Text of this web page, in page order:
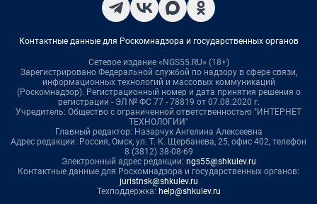
Контактные данные для Роскомнадзора и государственных органов
Сетевое издание «NGS55.RU» (18+)
Зарегистрировано Федеральной службой по надзору в сфере связи,
информационных технологий и массовых коммуникаций
(Роскомнадзор). Регистрационный номер и дата принятия решения о
регистрации - ЭЛ № ФС 77 - 78819 от 07.08.2020 г.
Учредитель: Общество с ограниченной ответственностью "ИНТЕРНЕТ
ТЕХНОЛОГИИ"
Главный редактор: Назарчук Ангелина Алексеевна
Адрес редакции: Россия, Омск, ул. Т. К. Щербанева, 25, офис 402, телефон
8 (3812) 38-08-69
Электронный адрес редакции: ngs55@shkulev.ru
Контактные данные для Роскомнадзора и государственных органов:
juristnsk@shkulev.ru
Техподдержка: help@shkulev.ru